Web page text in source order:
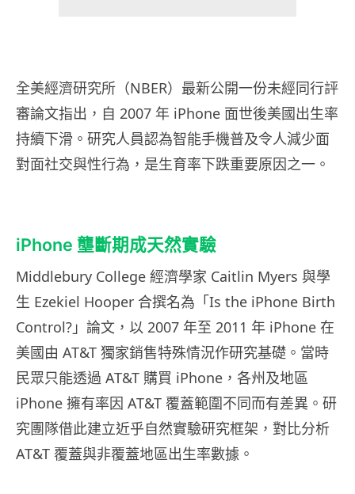
全美經濟研究所（NBER）最新公開一份未經同行評
審論文指出，自 2007 年 iPhone 面世後美國出生率
持續下滑。研究人員認為智能手機普及令人減少面
對面社交與性行為，是生育率下跌重要原因之一。
iPhone 壟斷期成天然實驗
Middlebury College 經濟學家 Caitlin Myers 與學
生 Ezekiel Hooper 合撰名為「Is the iPhone Birth
Control?」論文，以 2007 年至 2011 年 iPhone 在
美國由 AT&T 獨家銷售特殊情況作研究基礎。當時
民眾只能透過 AT&T 購買 iPhone，各州及地區
iPhone 擁有率因 AT&T 覆蓋範圍不同而有差異。研
究團隊借此建立近乎自然實驗研究框架，對比分析
AT&T 覆蓋與非覆蓋地區出生率數據。